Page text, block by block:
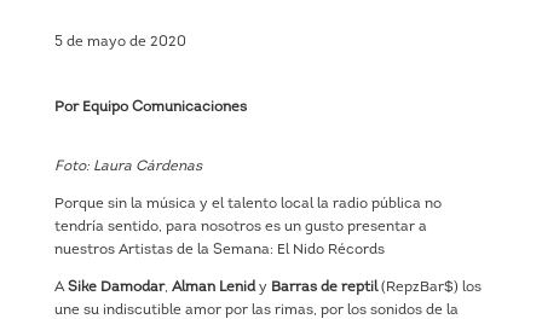
5 de mayo de 2020
Por Equipo Comunicaciones
Foto: Laura Cárdenas
Porque sin la música y el talento local la radio pública no
tendría sentido, para nosotros es un gusto presentar a
nuestros Artistas de la Semana: El Nido Récords
ASike Damodar, Alman Lenidy Barras de reptil(RepzBar$) los
une su indiscutible amor por las rimas, por los sonidos de la